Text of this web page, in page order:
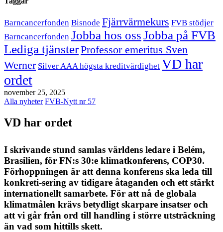
Barncancerfonden Bisnode Fjärrvärmekurs FVB stödjer
Barncancerfonden Jobba hos ossJobba på FVB
Lediga tjänsterProfessor emeritus Sven
Werner Silver AAA högsta kreditvärdighet VD har
ordet
november 25, 2025
Alla nyheter FVB-Nytt nr 57
VD har ordet
I skrivande stund samlas världens ledare i Belém,
Brasilien, för FN:s 30:e klimatkonferens, COP30.
Förhoppningen är att denna konferens ska leda till
konkreti-sering av tidigare åtaganden och ett stärkt
internationellt samarbete. För att nå de globala
klimatmålen krävs betydligt skarpare insatser och
att vi går från ord till handling i större utsträckning
än vad som hittills skett.